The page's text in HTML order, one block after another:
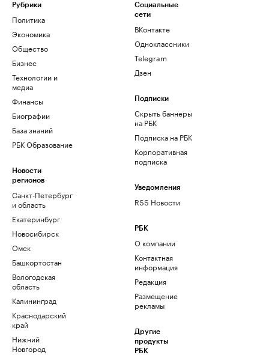
Рубрики
Политика
Экономика
Общество
Бизнес
Технологии и
медиа
Финансы
Биографии
База знаний
РБК Образование
Новости
регионов
Санкт-Петербург
и область
Екатеринбург
Новосибирск
Омск
Башкортостан
Вологодская
область
Калининград
Краснодарский
край
Нижний
Новгород
Социальные
сети
ВКонтакте
Одноклассники
Telegram
Дзен
Подписки
Скрыть баннеры
на РБК
Подписка на РБК
Корпоративная
подписка
Уведомления
RSS Новости
РБК
О компании
Контактная
информация
Редакция
Размещение
рекламы
Другие
продукты
РБК